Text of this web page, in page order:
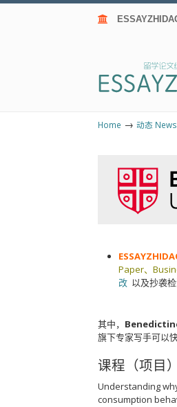
Home → 动态 News
Paper、
改 以及抄袭
其中，
旗下专家写手可以
课程（项目
Understanding
consumption